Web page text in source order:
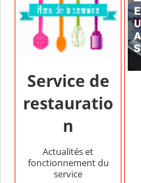
Service de
restauratio
n
Actualités et
fonctionnement du
service